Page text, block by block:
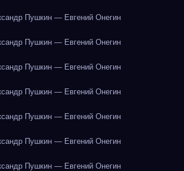
Пушкин — Евгений Онегин
Пушкин — Евгений Онегин
Пушкин — Евгений Онегин
Пушкин — Евгений Онегин
Пушкин — Евгений Онегин
Пушкин — Евгений Онегин
Пушкин — Евгений Онегин